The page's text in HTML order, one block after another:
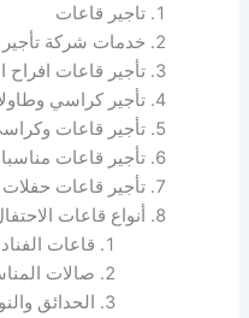
تاجير قاعات
خدمات شركة تأجير
تأجير قاعات افراح
تأجير كراسي
تأجير قاعات
تأجير قاعات
تأجير قاعات
أنواع قاعات
قاعات
صالات
الحدائق